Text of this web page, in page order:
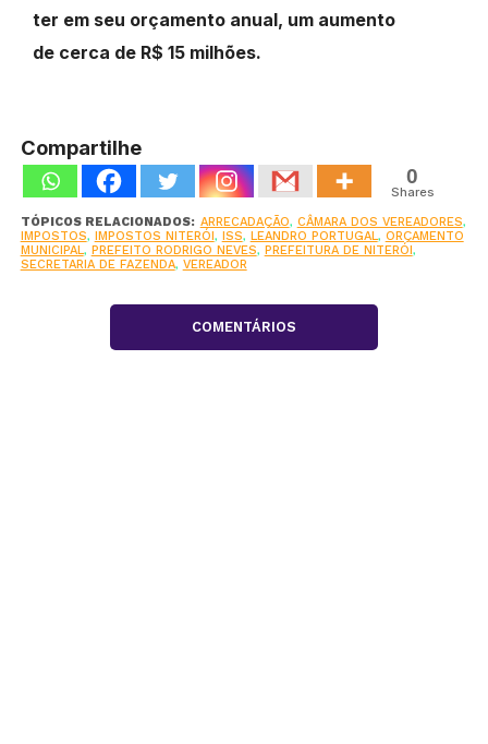
ter em seu orçamento anual, um aumento
de cerca de R$ 15 milhões.
Compartilhe
0
Shares
TÓPICOS RELACIONADOS: ARRECADAÇÃO, CÂMARA DOS VEREADORES,
IMPOSTOS, IMPOSTOS NITERÓI , ISS, LEANDRO PORTUGAL, ORÇAMENTO
MUNICIPAL, PREFEITO RODRIGO NEVES, PREFEITURA DE NITERÓI ,
SECRETARIA DE FAZENDA, VEREADOR
COMENTÁRIOS